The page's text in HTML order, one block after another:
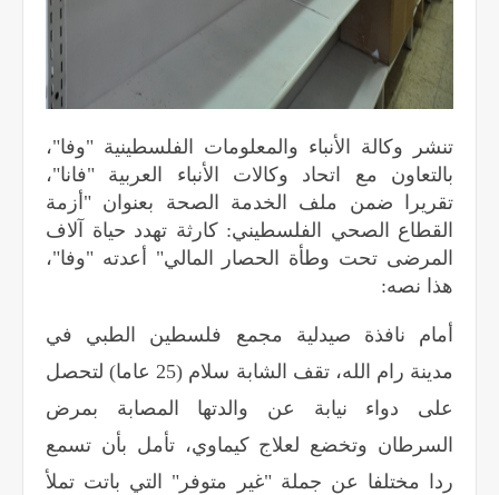
تنشر وكالة الأنباء والمعلومات الفلسطينية "وفا"،
بالتعاون مع اتحاد وكالات الأنباء العربية "فانا"،
تقريرا ضمن ملف الخدمة الصحة بعنوان "أزمة
القطاع الصحي الفلسطيني: كارثة تهدد حياة آلاف
المرضى تحت وطأة الحصار المالي" أعدته "وفا"،
هذا نصه:
أمام نافذة صيدلية مجمع فلسطين الطبي في
مدينة رام الله، تقف الشابة سلام (25 عاما) لتحصل
على دواء نيابة عن والدتها المصابة بمرض
السرطان وتخضع لعلاج كيماوي، تأمل بأن تسمع
ردا مختلفا عن جملة "غير متوفر" التي باتت تملأ